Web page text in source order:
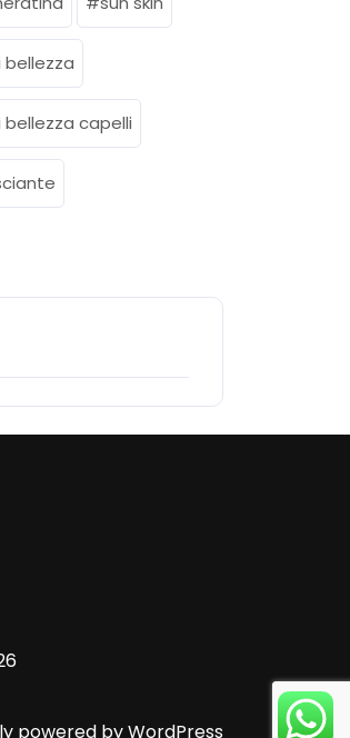
capelli
powered by WordPress